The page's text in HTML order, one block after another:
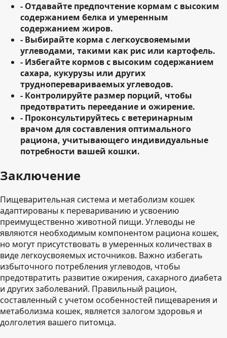
- Отдавайте предпочтение кормам с высоким
содержанием белка и умеренным
содержанием жиров.
- Выбирайте корма с легкоусвояемыми
углеводами, такими как рис или картофель.
- Избегайте кормов с высоким содержанием
сахара, кукурузы или других
трудноперевариваемых углеводов.
- Контролируйте размер порций, чтобы
предотвратить переедание и ожирение.
- Проконсультируйтесь с ветеринарным
врачом для составления оптимального
рациона, учитывающего индивидуальные
потребности вашей кошки.
Заключение
Пищеварительная система и метаболизм кошек
адаптированы к перевариванию и усвоению
преимущественно животной пищи. Углеводы не
являются необходимым компонентом рациона кошек,
но могут присутствовать в умеренных количествах в
виде легкоусвояемых источников. Важно избегать
избыточного потребления углеводов, чтобы
предотвратить развитие ожирения, сахарного диабета
и других заболеваний. Правильный рацион,
составленный с учетом особенностей пищеварения и
метаболизма кошек, является залогом здоровья и
долголетия вашего питомца.